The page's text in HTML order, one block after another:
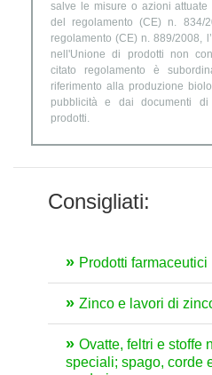
salve le misure o azioni attuate
del regolamento (CE) n. 834/
regolamento (CE) n. 889/2008,
nell'Unione di prodotti non
citato regolamento è
riferimento alla produzione
pubblicità e dai documenti di
prodotti.
Consigliati:
Prodotti farmaceutici
Zinco e lavori di
Ovatte, feltri e stoffe
speciali; spago, corde